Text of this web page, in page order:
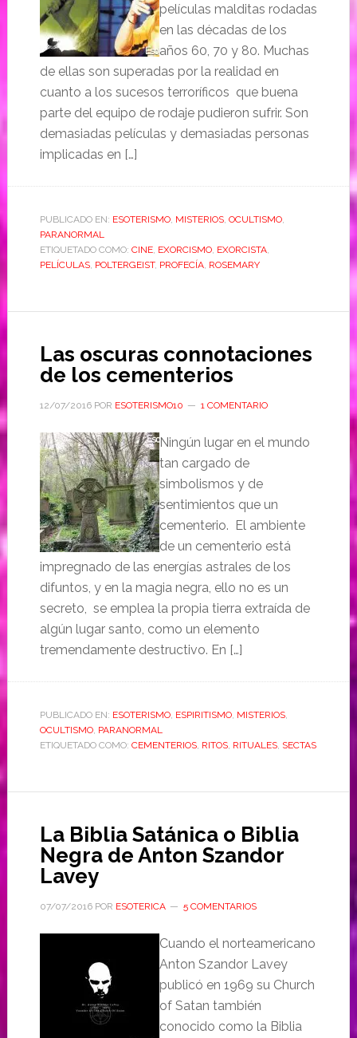
películas malditas rodadas
en las décadas de los
años 60, 70 y 80. Muchas
de ellas son superadas por la realidad en
cuanto a los sucesos terroríficos que buena
parte del equipo de rodaje pudieron sufrir. Son
demasiadas películas y demasiadas personas
implicadas en […]
PUBLICADO EN: ESOTERISMO, MISTERIOS, OCULTISMO,
PARANORMAL
ETIQUETADO COMO: CINE, EXORCISMO, EXORCISTA,
PELÍCULAS, POLTERGEIST, PROFECÍA, ROSEMARY
Las oscuras connotaciones
de los cementerios
12/07/2016POR ESOTERISMO10 1 COMENTARIO
Ningún lugar en el mundo
tan cargado de
simbolismos y de
sentimientos que un
cementerio. El ambiente
de un cementerio está
impregnado de las energías astrales de los
difuntos, y en la magia negra, ello no es un
secreto, se emplea la propia tierra extraída de
algún lugar santo, como un elemento
tremendamente destructivo. En […]
PUBLICADO EN: ESOTERISMO, ESPIRITISMO, MISTERIOS,
OCULTISMO, PARANORMAL
ETIQUETADO COMO: CEMENTERIOS, RITOS, RITUALES, SECTAS
La Biblia Satánica o Biblia
Negra de Anton Szandor
Lavey
07/07/2016POR ESOTERICA 5 COMENTARIOS
Cuando el norteamericano
Anton Szandor Lavey
publicó en 1969 su Church
of Satan también
conocido como la Biblia